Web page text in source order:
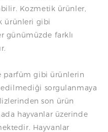
Kozmetik ürünler,
ürünleri gibi
günümüzde farklı
parfüm gibi ürünlerin
sorgulanmaya
son ürün
hayvanlar üzerinde
Hayvanlar